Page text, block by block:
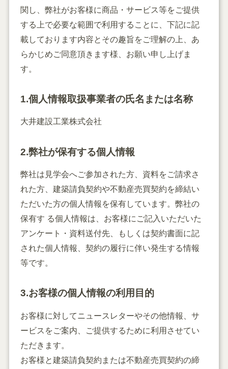
関し、弊社がお客様に商品・サービス等をご提供
する上で必要な範囲で利用することに、下記に記
載しております内容とその趣旨をご理解の上、あ
らかじめご同意頂きます様、お願い申し上げま
す。
1.個人情報取扱事業者の氏名または名称
大井建設工業株式会社
2.弊社が保有する個人情報
弊社は見学会へご参加された方、資料をご請求さ
れた方、建築請負契約や不動産売買契約を締結い
ただいた方の個人情報を保有しています。弊社の
保有す る個人情報は、お客様にご記入いただいた
アンケート・資料送付先、もしくは契約書面に記
された個人情報、契約の履行に伴い発生する情報
等です。
3.お客様の個人情報の利用目的
お客様に対してニュースレターやその他情報、サ
ービスをご案内、ご提供するために利用させてい
ただきます。
お客様と建築請負契約または不動産売買契約の締